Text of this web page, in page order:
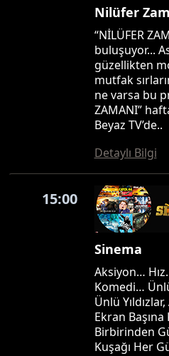
Nilüfer
“NİLÜFER
buluşuyor...
güzellikten
mutfak
ne varsa bu
ZAMANI”
Beyaz TV’de..
Detaylı Bilgi
15:00
Sinema
Aksiyon…
Komedi…
Ünlü
Ekran
Birbirinden
Kuşağı Her